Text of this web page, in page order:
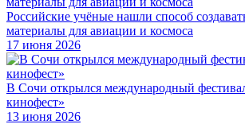
Российские учёные нашли способ
материалы для авиации и космоса
17 июня 2026
В Сочи открылся международный
кинофест»
13 июня 2026